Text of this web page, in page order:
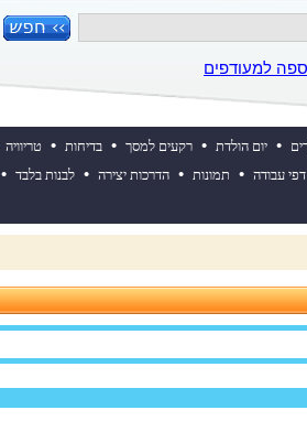
למעודפים
• יום הולדת • רקעים למסך • בדיחות • טריוויה
דפי עבודה • תמונות • הדרכות יצירה • לבנות בלבד •